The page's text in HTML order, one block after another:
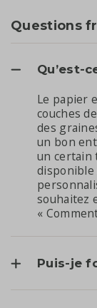
Questions
Qu’est-
Le papier
couches
des
un bon
un certain
souhaitez
«
Puis-je